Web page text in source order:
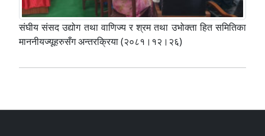
संघीय संसद उद्योग तथा वाणिज्य र श्रम तथा उभोक्ता हित समितिका
माननीयज्यूहरुसँग अन्तरक्रिया (२०८१।१२।२६)